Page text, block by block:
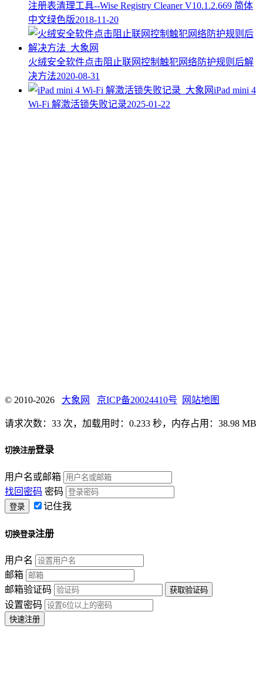
注册表清理工具--Wise Registry Cleaner V10.1.2.669 简体
中文绿色版2018-11-20
火绒安全软件点击阻止联网控制触犯网络防护规则后解
决方法2020-08-31
iPad mini 4
Wi-Fi 解激活锁失败记录2025-01-22
© 2010-2026 大象网 京ICP备20024410号 网站地图
请求次数：33 次，加载用时：0.233 秒，内存占用：38.98 MB
切换注册登录
用户名或邮箱
找回密码 密码
记住我
切换登录注册
用户名
邮箱
邮箱验证码
设置密码